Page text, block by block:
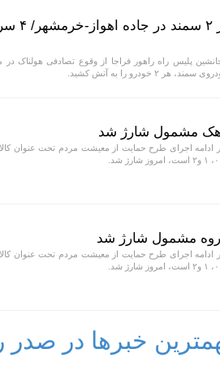
پلیس راه راهور فراجا از وقوع تصادفی هولناک
۲ خودرو را به آتش کشید.
مشمول شارژ شد
ادامه اجرای طرح حمایت از معیشت مردم تحت عنوان
مشمول شارژ شد
ادامه اجرای طرح حمایت از معیشت مردم تحت عنوان
خبرها در صدر